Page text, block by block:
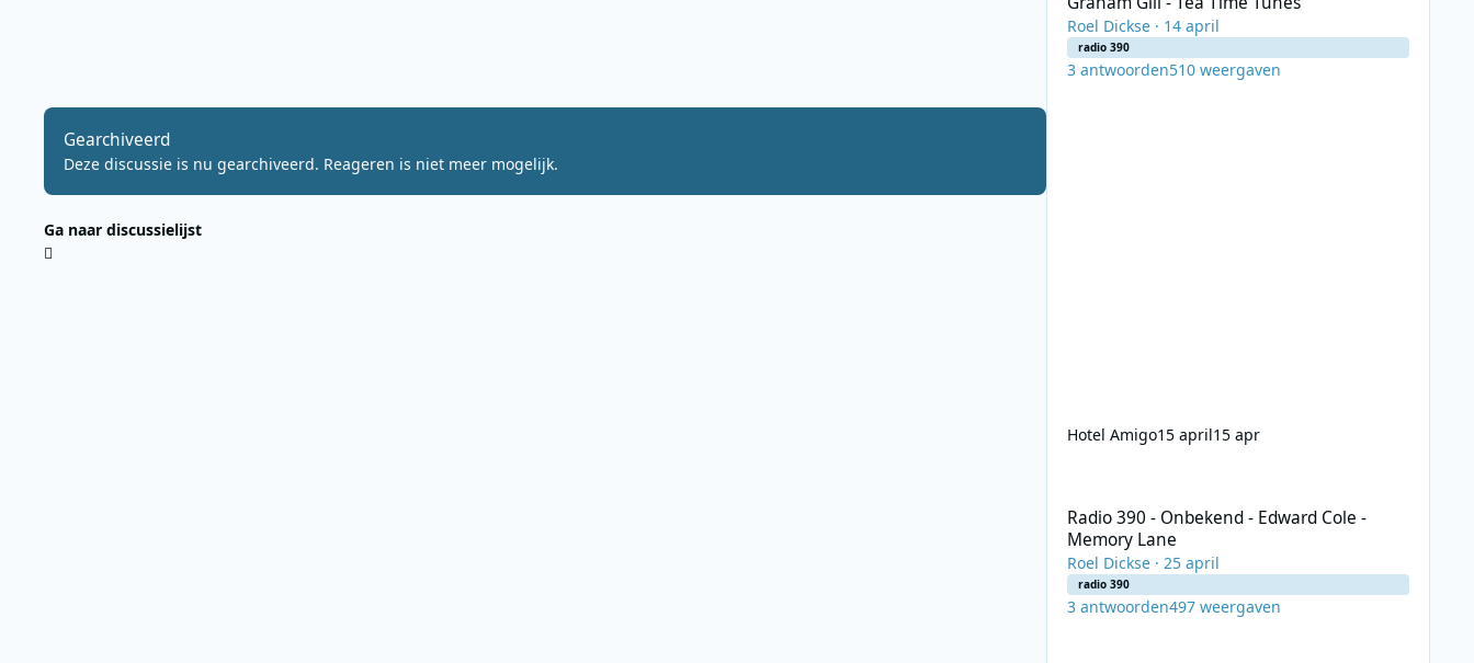
Gearchiveerd
Deze discussie is nu gearchiveerd. Reageren is niet meer mogelijk.
Ga naar discussielijst
Roel Dickse· 14 april
radio 390
3 antwoorden510 weergaven
Hotel Amigo15 april15 apr
Radio 390 - Onbekend - Edward Cole -
Memory Lane
Roel Dickse· 25 april
radio 390
3 antwoorden497 weergaven